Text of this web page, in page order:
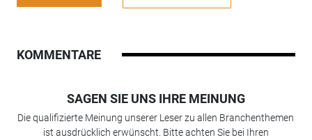
KOMMENTARE
SAGEN SIE UNS IHRE MEINUNG
Die qualifizierte Meinung unserer Leser zu allen Branchenthemen
ist ausdrücklich erwünscht. Bitte achten Sie bei Ihren